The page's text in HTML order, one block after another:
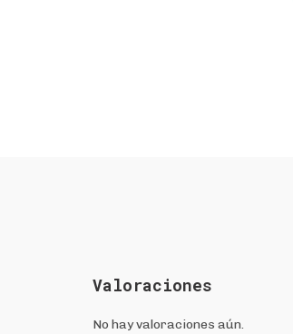
Valoraciones
No hay valoraciones aún.